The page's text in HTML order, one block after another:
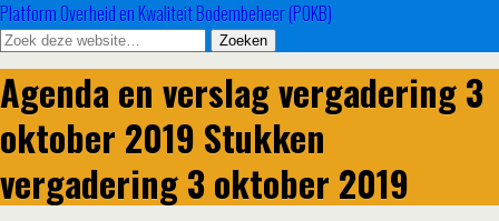
Platform Overheid en Kwaliteit Bodembeheer (POKB)
Agenda en verslag vergadering 3
oktober 2019 Stukken
vergadering 3 oktober 2019